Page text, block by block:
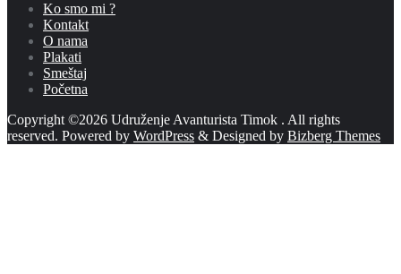
Ko smo mi ?
Kontakt
O nama
Plakati
Smeštaj
Početna
Copyright ©2026 Udruženje Avanturista Timok . All rights
reserved. Powered by WordPress & Designed by Bizberg Themes